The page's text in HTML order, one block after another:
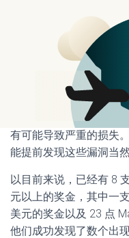
这就如同一场专为骇客
是找出存在於知名软体
算数。而所谓的「
没有注意到的漏洞或脆
心人士滥用，针对软体
有可能导致严重的损失
能提前发现这些漏洞当
以目前来说，已经有 8
元以上的奖金，其中一
美元的奖金以及 23 点
他们成功发现了数个出